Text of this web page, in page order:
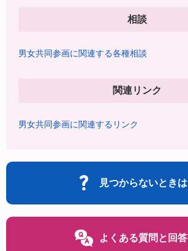
相談
男女共同参画に関連する各種相談
関連リンク
男女共同参画に関連するリンク
見つからないときは
よくある質問と回答